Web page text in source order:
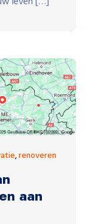
,renoveren
aan